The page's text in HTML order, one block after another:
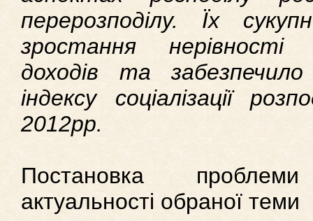
перерозподілу. Їх
зростання нерівності
доходів та
індексу соціалізації
2012рр.
Постановка
актуальності обраної теми